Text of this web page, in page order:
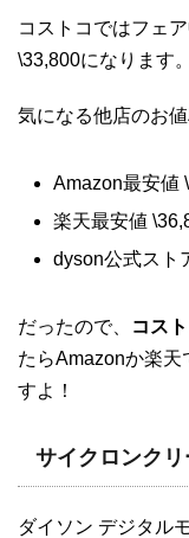
コストコではフェ
\33,800になります。
気になる他店のお値
Amazon最安値
楽天最安値
dyson公式スト
だったので、 コス
たらAmazonか楽天
すよ！
サイクロンク
ダイソン デジタル